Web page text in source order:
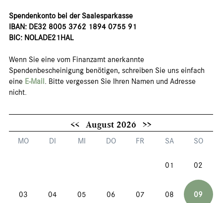
Spendenkonto bei der Saalesparkasse
IBAN: DE32 8005 3762 1894 0755 91
BIC: NOLADE21HAL
Wenn Sie eine vom Finanzamt anerkannte
Spendenbescheinigung benötigen, schreiben Sie uns einfach
eine E-Mail. Bitte vergessen Sie Ihren Namen und Adresse
nicht.
<< August 2026 >>
MO DI MI DO FR SA SO
01 02
03 04 05 06 07 08 09